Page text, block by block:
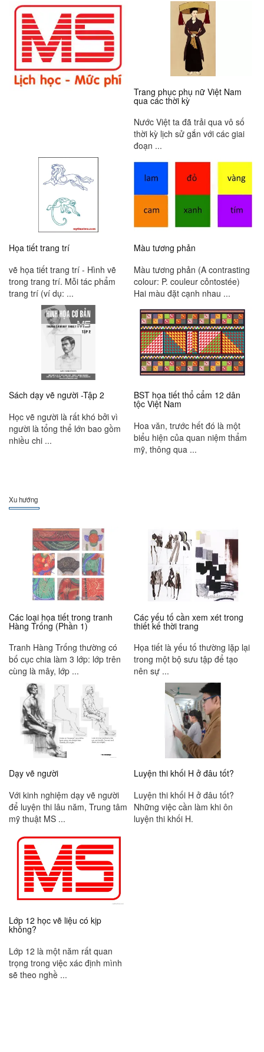
Trang phục phụ nữ Việt Nam
qua các thời kỳ
Nước Việt ta đã trải qua vô số
thời kỳ lịch sử gắn với các giai
đoạn ...
Họa tiết trang trí
vẽ họa tiết trang trí - Hình vẽ
trong trang trí. Mỗi tác phẩm
trang trí (ví dụ: ...
Màu tương phản
Màu tương phản (A contrasting
colour: P. couleur cỏntostée)
Hai màu đặt cạnh nhau ...
Sách dạy vẽ người -Tập 2
Học vẽ người là rất khó bởi vì
người là tổng thể lớn bao gồm
nhiều chi ...
BST họa tiết thổ cẩm 12 dân
tộc Việt Nam
Hoa văn, trước hết đó là một
biểu hiện của quan niệm thẩm
mỹ, thông qua ...
Xu hướng
Các loại họa tiết trong tranh
Hàng Trống (Phần 1)
Tranh Hàng Trống thường có
bố cục chia làm 3 lớp: lớp trên
cùng là mây, lớp ...
Các yếu tố cần xem xét trong
thiết kế thời trang
Họa tiết là yếu tố thường lặp lại
trong một bộ sưu tập để tạo
nên sự ...
Dạy vẽ người
Với kinh nghiệm dạy vẽ người
để luyện thi lâu năm, Trung tâm
mỹ thuật MS ...
Luyện thi khối H ở đâu tốt?
Luyện thi khối H ở đâu tốt?
Những việc cần làm khi ôn
luyện thi khối H.
Lớp 12 học vẽ liệu có kịp
không?
Lớp 12 là một năm rất quan
trọng trong việc xác định mình
sẽ theo nghề ...